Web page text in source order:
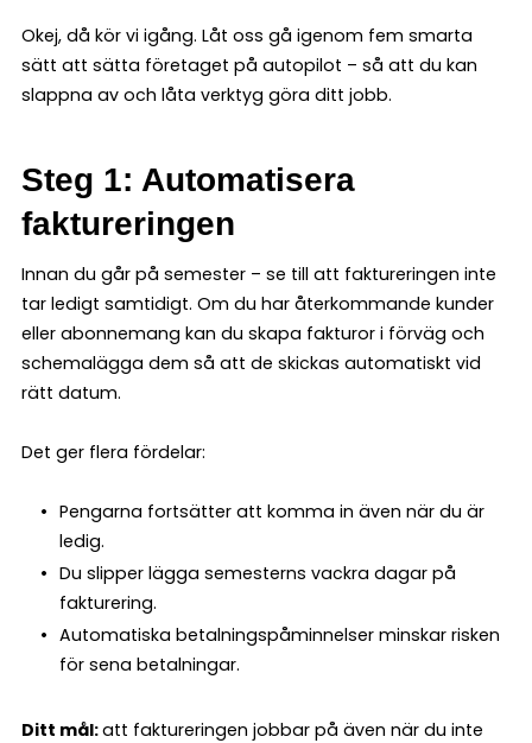
Okej, då kör vi igång. Låt oss gå igenom fem smarta
sätt att sätta företaget på autopilot – så att du kan
slappna av och låta verktyg göra ditt jobb.
Steg 1: Automatisera
faktureringen
Innan du går på semester – se till att faktureringen inte
tar ledigt samtidigt. Om du har återkommande kunder
eller abonnemang kan du skapa fakturor i förväg och
schemalägga dem så att de skickas automatiskt vid
rätt datum.
Det ger flera fördelar:
Pengarna fortsätter att komma in även när du är
ledig.
Du slipper lägga semesterns vackra dagar på
fakturering.
Automatiska betalningspåminnelser minskar risken
för sena betalningar.
Ditt mål:att faktureringen jobbar på även när du inte